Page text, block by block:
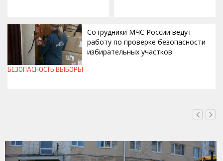
Сотрудники МЧС России ведут
работу по проверке безопасности
избирательных участков
БЕЗОПАСНОСТЬ ВЫБОРЫ